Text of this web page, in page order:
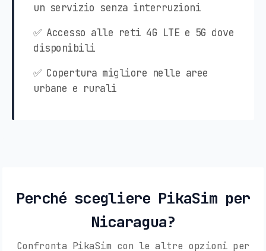
un servizio senza interruzioni
✅ Accesso alle reti 4G LTE e 5G dove
disponibili
✅ Copertura migliore nelle aree
urbane e rurali
Perché scegliere PikaSim per
Nicaragua?
Confronta PikaSim con le altre opzioni per